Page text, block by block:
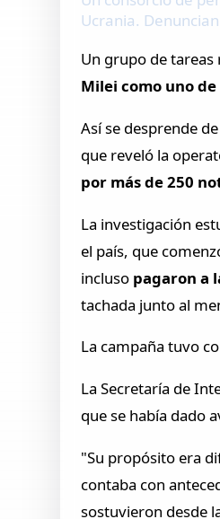
Ucrania.
Un grupo de
Milei como uno de
Así se desprende
que reveló la
por más de 250
La investigación
el país, que
incluso pagaron a
tachada junto al
La campaña tuvo
La Secretaría de
que se había dado
"Su propósito era
contaba con
sostuvieron desde